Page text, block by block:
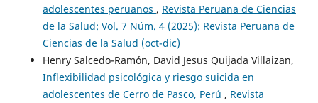
adolescentes peruanos , Revista Peruana de Ciencias
de la Salud: Vol. 7 Núm. 4 (2025): Revista Peruana de
Ciencias de la Salud (oct-dic)
Henry Salcedo-Ramón, David Jesus Quijada Villaizan,
Inflexibilidad psicológica y riesgo suicida en
adolescentes de Cerro de Pasco, Perú , Revista